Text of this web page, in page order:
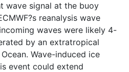
wave signal at the buoy
reanalysis wave
waves were likely 4-
by an extratropical
Wave-induced ice
event could extend